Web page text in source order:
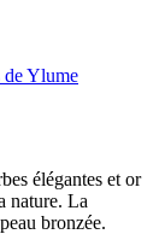
de Ylume
élégantes et or
nature. La
bronzée.